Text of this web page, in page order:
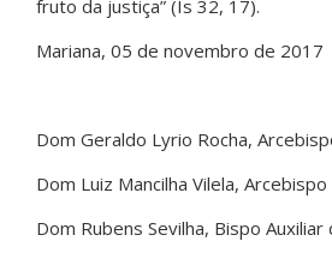
fruto da justiça” (Is 32, 17).
Mariana, 05 de novembro de 2017
Dom Geraldo Lyrio Rocha,
Dom Luiz Mancilha Vilela,
Dom Rubens Sevilha, Bispo Auxiliar